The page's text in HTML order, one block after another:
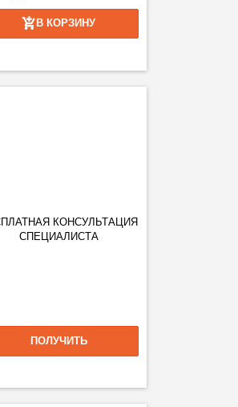
В КОРЗИНУ
КОНСУЛЬТАЦИЯ
СПЕЦИАЛИСТА
ПОЛУЧИТЬ